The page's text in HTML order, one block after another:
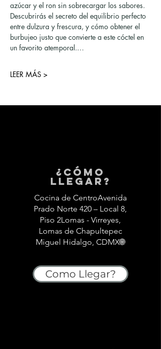
azúcar y el ron sin sobrecargar los sabores.
Descubrirás el secreto del equilibrio perfecto
entre dulzura y frescura, y cómo obtener el
burbujeo justo que convierte a este cóctel en
un favorito atemporal.…
LEER MÁS >
¿Cómo
llegar?
Cocina de CentroAvenida
Prado Norte 420 – Local 8,
Piso 2Lomas - Virreyes,
Lomas de Chapultepec
Miguel Hidalgo, CDMX🌐
Como Llegar?